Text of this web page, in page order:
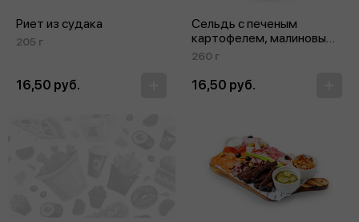
Риет из судака
205 г
16,50 руб.
Сельдь с печеным
картофелем, малиновым
луком и провисной
260 г
16,50 руб.